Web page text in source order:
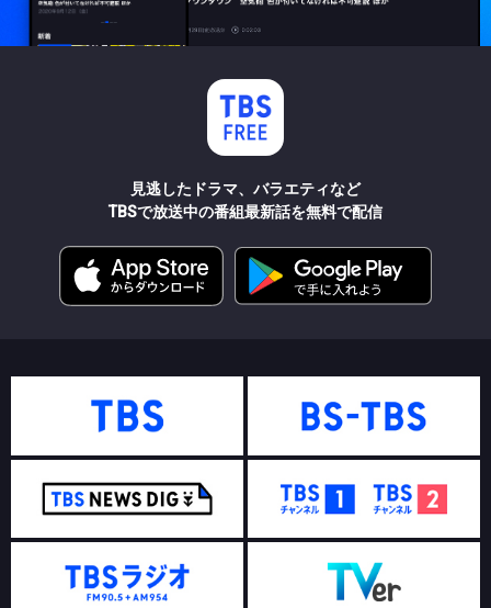
見逃したドラマ、バラエティなど
TBSで放送中の番組最新話を無料で配信